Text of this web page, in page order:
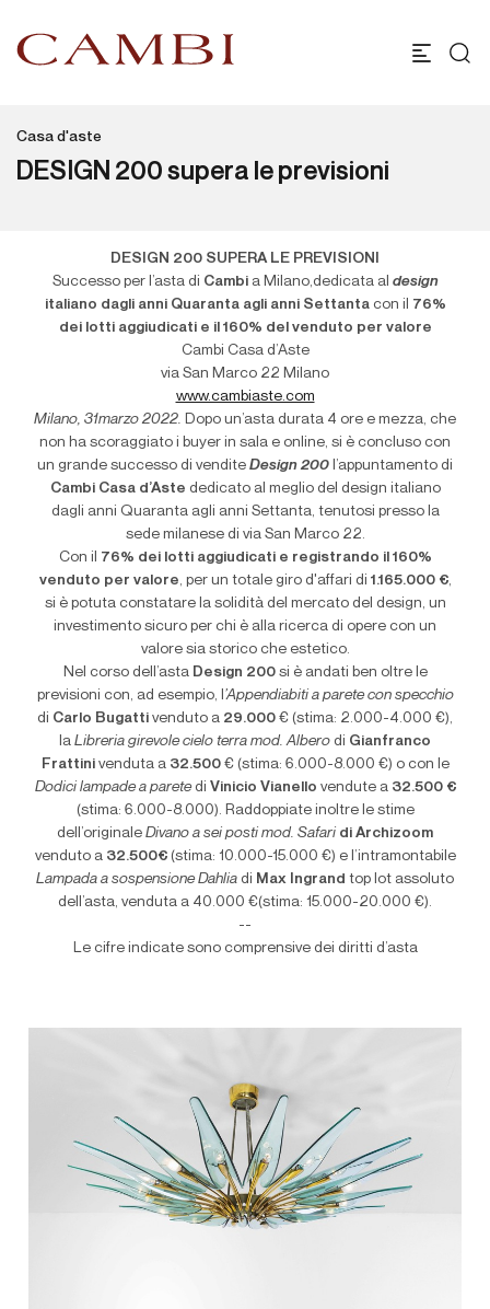
Casa d'aste
DESIGN 200 supera le previsioni
DESIGN 200 SUPERA LE PREVISIONI
Successo per l’asta di Cambia Milano,dedicata al design
italiano dagli anni Quaranta agli anni Settantacon il 76%
dei lotti aggiudicati e il 160% del venduto per valore
Cambi Casa d’Aste
via San Marco 22 Milano
www.cambiaste.com
Milano, 31marzo 2022. Dopo un’asta durata 4 ore e mezza, che
non ha scoraggiato i buyer in sala e online, si è concluso con
un grande successo di vendite Design 200 l’appuntamento di
Cambi Casa d’Aste dedicato al meglio del design italiano
dagli anni Quaranta agli anni Settanta, tenutosi presso la
sede milanese di via San Marco 22.
Con il 76% dei lotti aggiudicati e registrando il 160%
venduto per valore, per un totale giro d'affari di 1.165.000 €,
si è potuta constatare la solidità del mercato del design, un
investimento sicuro per chi è alla ricerca di opere con un
valore sia storico che estetico.
Nel corso dell’asta Design 200si è andati ben oltre le
previsioni con, ad esempio, l ’Appendiabiti a parete con specchio
di Carlo Bugatti venduto a 29.000 € (stima: 2.000-4.000 €),
la Libreria girevole cielo terra mod. Albero di Gianfranco
Frattinivenduta a 32.500€ (stima: 6.000-8.000 €) o con le
Dodici lampade a paretedi Vinicio Vianello vendute a 32.500 €
(stima: 6.000-8.000). Raddoppiate inoltre le stime
dell’originale Divano a sei posti mod. Safari di Archizoom
venduto a 32.500€(stima: 10.000-15.000 €) e l’intramontabile
Lampada a sospensione Dahlia di Max Ingrand top lot assoluto
dell’asta, venduta a 40.000 €(stima: 15.000-20.000 €).
--
Le cifre indicate sono comprensive dei diritti d’asta